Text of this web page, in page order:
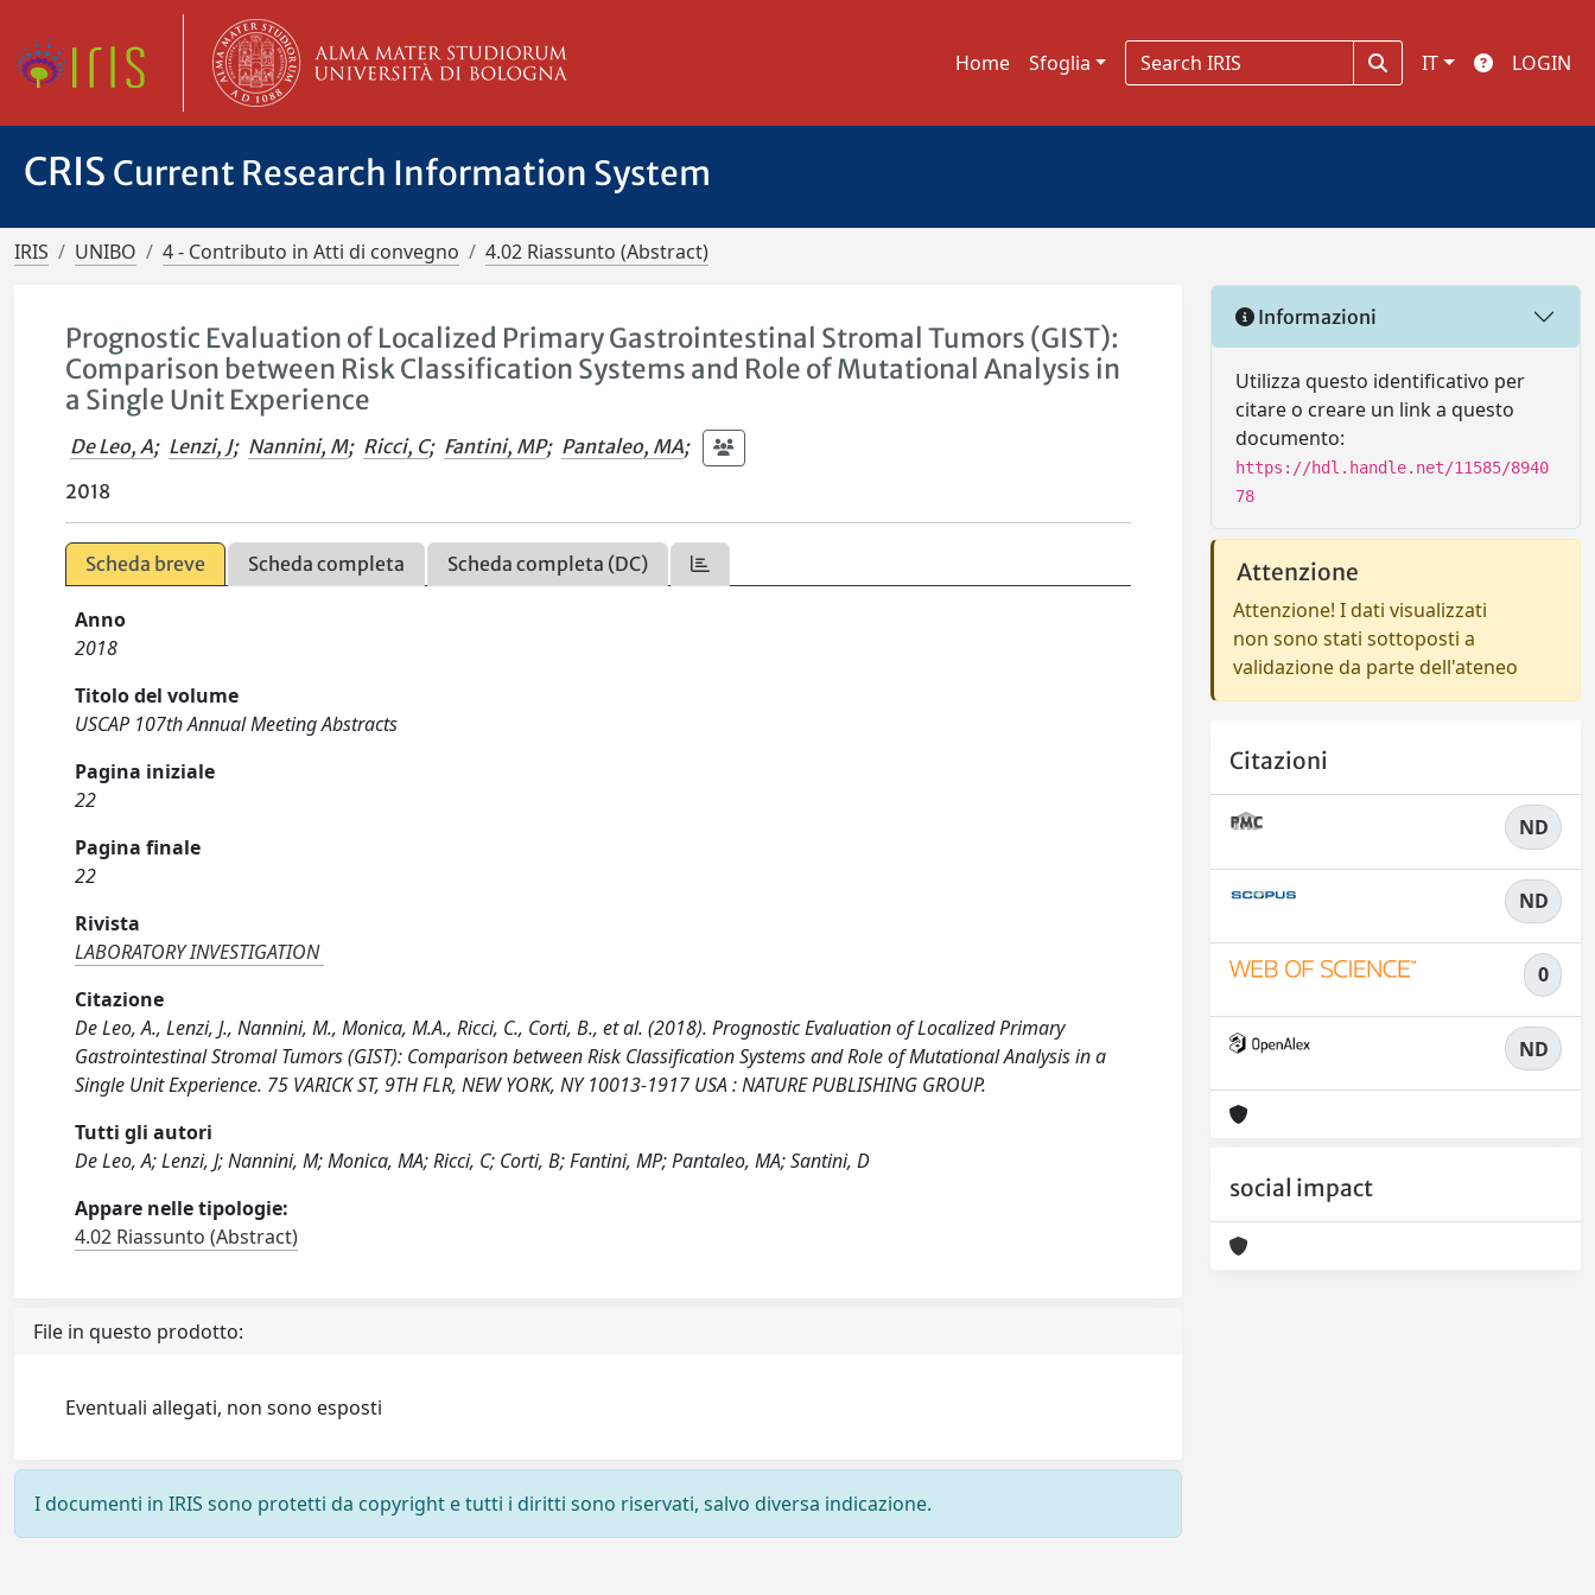
Home Sfoglia IT LOGIN
CRIS Current Research Information System
IRIS UNIBO 4 - Contributo in Atti di convegno 4.02 Riassunto (Abstract)
Prognostic Evaluation of Localized Primary Gastrointestinal Stromal Tumors (GIST):
Comparison between Risk Classification Systems and Role of Mutational Analysis in
a Single Unit Experience
De Leo, A; Lenzi, J; Nannini, M; Ricci, C; Fantini, MP; Pantaleo, MA;
2018
Scheda breve Scheda completa Scheda completa (DC)
Anno
2018
Titolo del volume
USCAP 107th Annual Meeting Abstracts
Pagina iniziale
22
Pagina finale
22
Rivista
LABORATORY INVESTIGATION
Citazione
De Leo, A., Lenzi, J., Nannini, M., Monica, M.A., Ricci, C., Corti, B., et al. (2018). Prognostic Evaluation of Localized Primary
Gastrointestinal Stromal Tumors (GIST): Comparison between Risk Classification Systems and Role of Mutational Analysis in a
Single Unit Experience. 75 VARICK ST, 9TH FLR, NEW YORK, NY 10013-1917 USA : NATURE PUBLISHING GROUP.
Tutti gli autori
De Leo, A; Lenzi, J; Nannini, M; Monica, MA; Ricci, C; Corti, B; Fantini, MP; Pantaleo, MA; Santini, D
Appare nelle tipologie:
4.02 Riassunto (Abstract)
File in questo prodotto:
Eventuali allegati, non sono esposti
I documenti in IRIS sono protetti da copyright e tutti i diritti sono riservati, salvo diversa indicazione.
Informazioni
Utilizza questo identificativo per
citare o creare un link a questo
documento:
https://hdl.handle.net/11585/8940
78
Attenzione
Attenzione! I dati visualizzati
non sono stati sottoposti a
validazione da parte dell'ateneo
Citazioni
ND
ND
0
ND
social impact